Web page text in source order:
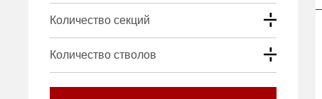
Количество секций
Количество стволов